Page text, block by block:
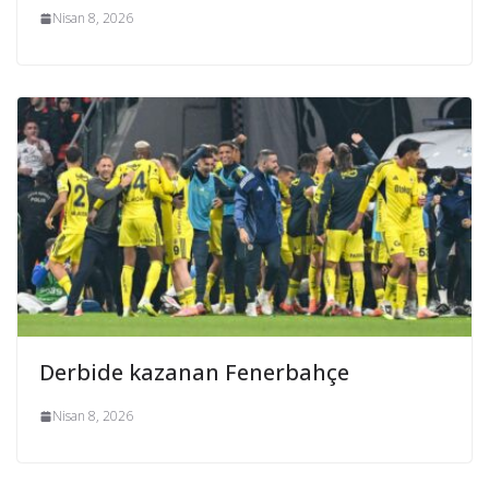
Nisan 8, 2026
Derbide kazanan Fenerbahçe
Nisan 8, 2026